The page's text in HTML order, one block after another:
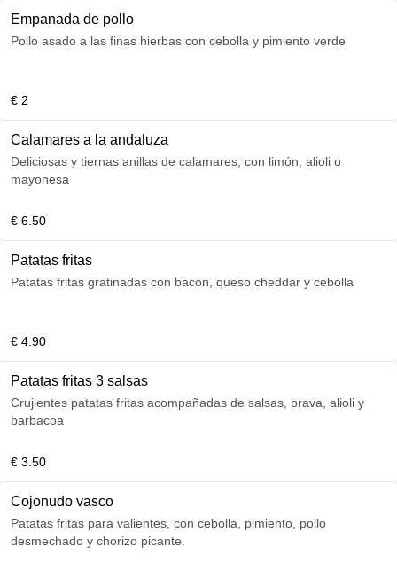
Empanada de pollo
Pollo asado a las finas hierbas con cebolla y pimiento verde
€ 2
Calamares a la andaluza
Deliciosas y tiernas anillas de calamares, con limón, alioli o
mayonesa
€ 6.50
Patatas fritas
Patatas fritas gratinadas con bacon, queso cheddar y cebolla
€ 4.90
Patatas fritas 3 salsas
Crujientes patatas fritas acompañadas de salsas, brava, alioli y
barbacoa
€ 3.50
Cojonudo vasco
Patatas fritas para valientes, con cebolla, pimiento, pollo
desmechado y chorizo picante.